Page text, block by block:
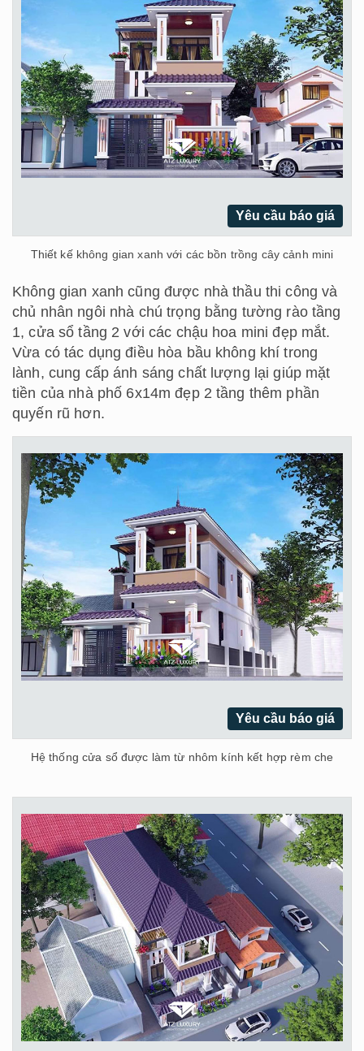
Yêu cầu báo giá
Thiết kế không gian xanh với các bồn trồng cây cảnh mini
Không gian xanh cũng được nhà thầu thi công và
chủ nhân ngôi nhà chú trọng bằng tường rào tầng
1, cửa sổ tầng 2 với các chậu hoa mini đẹp mắt.
Vừa có tác dụng điều hòa bầu không khí trong
lành, cung cấp ánh sáng chất lượng lại giúp mặt
tiền của nhà phố 6x14m đẹp 2 tầng thêm phần
quyến rũ hơn.
Yêu cầu báo giá
Hệ thống cửa sổ được làm từ nhôm kính kết hợp rèm che